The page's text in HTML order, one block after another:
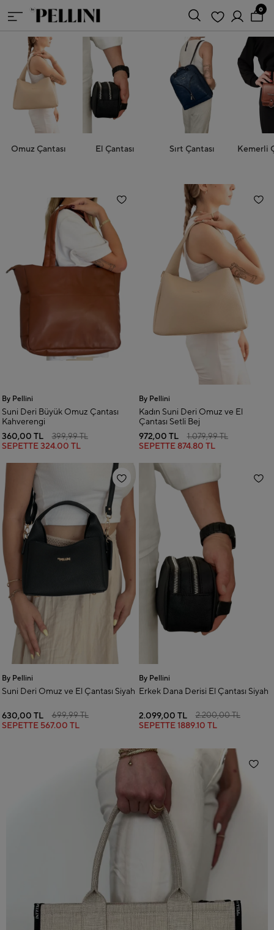
0
Omuz Çantası El Çantası Sırt Çantası Kemerli
By Pellini
Suni Deri Büyük Omuz Çantası
Kahverengi
360,00 TL
399,99 TL
SEPETTE324.00 TL
By Pellini
Kadın Suni Deri Omuz ve El
Çantası Setli Bej
972,00 TL
1.079,99 TL
SEPETTE 874.80 TL
By Pellini
Suni Deri Omuz ve El Çantası Siyah
630,00 TL 699,99 TL
SEPETTE 567.00 TL
By Pellini
Erkek Dana Derisi El Çantası Siyah
2.099,00 TL 2.200,00 TL
SEPETTE1889.10 TL